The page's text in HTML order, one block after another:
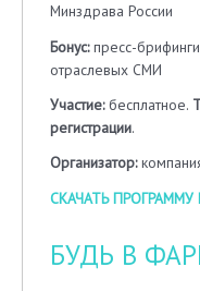
Минздрава России
Бонус:пресс-
отраслевых СМИ
Участие:бесплатное.
регистрации.
Организатор:
СКАЧАТЬ
БУДЬ В